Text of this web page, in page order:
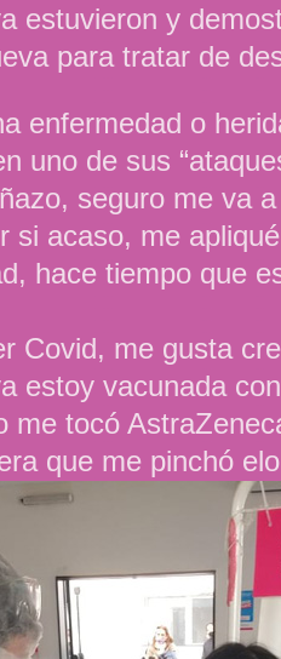
estuvieron y
para tratar de
enfermedad o
uno de sus
seguro me va
si acaso, me
hace tiempo que
Covid, me gusta
estoy vacunada
me tocó
que me pinchó